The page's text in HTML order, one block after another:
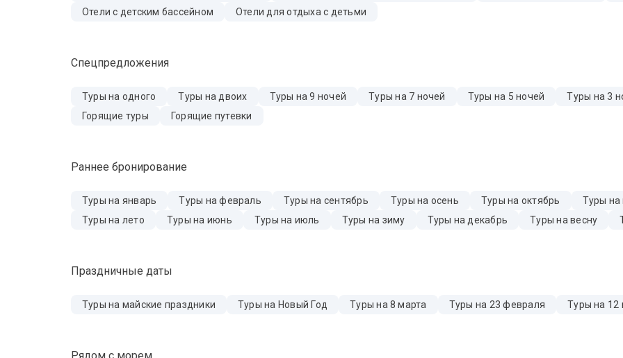
Отели с детским бассейном
Отели для отдыха с детьми
Спецпредложения
Туры на одного Туры на двоих Туры на 9 ночей Туры на 7 ночей Туры на 5 ночей Туры на 3
Горящие туры
Горящие путевки
Раннее бронирование
Туры на январь Туры на февраль Туры на сентябрь Туры на осень Туры на октябрь Туры на
Туры на лето
Туры на июнь Туры на июль Туры на зиму Туры на декабрь Туры на весну
Праздничные даты
Туры на майские праздники Туры на Новый Год Туры на 8 марта Туры на 23 февраля Туры на 12